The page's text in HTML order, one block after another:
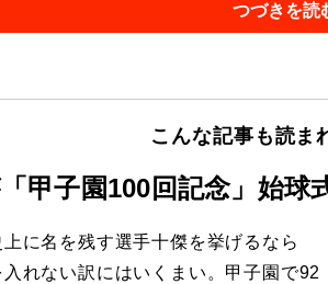
つづきを読
こんな記事も読ま
甲子園100回記念」始球
に名を残す選手十傑を挙げるなら
れない訳にはいくまい。甲子園で92